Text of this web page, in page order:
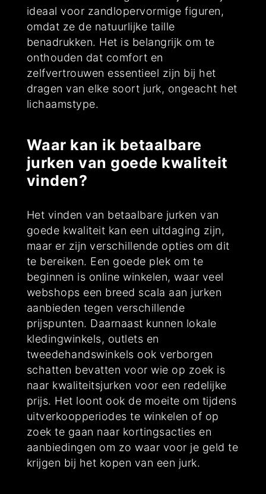
ideaal voor zandlopervormige figuren,
omdat ze de natuurlijke taille
benadrukken. Het is belangrijk om te
onthouden dat comfort en
zelfvertrouwen essentieel zijn bij het
dragen van elke soort jurk, ongeacht het
lichaamstype.
Waar kan ik betaalbare
jurken van goede kwaliteit
vinden?
Het vinden van betaalbare jurken van
goede kwaliteit kan een uitdaging zijn,
maar er zijn verschillende opties om dit
te bereiken. Een goede plek om te
beginnen is online winkelen, waar veel
webshops een breed scala aan jurken
aanbieden tegen verschillende
prijspunten. Daarnaast kunnen lokale
kledingwinkels, outlets en
tweedehandswinkels ook verborgen
schatten bevatten voor wie op zoek is
naar kwaliteitsjurken voor een redelijke
prijs. Het loont ook de moeite om tijdens
uitverkoopperiodes te winkelen of op
zoek te gaan naar kortingsacties en
aanbiedingen om zo waar voor je geld te
krijgen bij het kopen van een jurk.